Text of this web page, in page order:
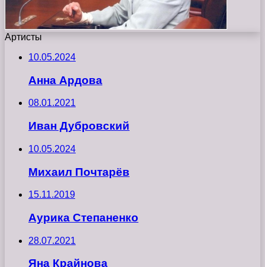
Артисты
10.05.2024
Анна Ардова
08.01.2021
Иван Дубровский
10.05.2024
Михаил Почтарёв
15.11.2019
Аурика Степаненко
28.07.2021
Яна Крайнова